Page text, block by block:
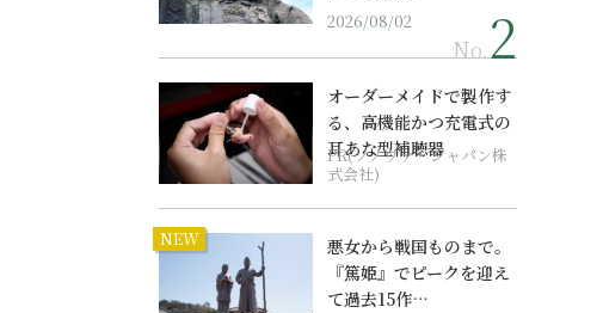
2026/08/02
No.
オーダーメイドで製作す
る、高機能かつ充電式の
耳あな型補聴器
PR(ソノヴァ・ジャパン株
式会社)
NEW
悪女から戦国ものまで。
『篤姫』でピークを迎え
て過去15作…